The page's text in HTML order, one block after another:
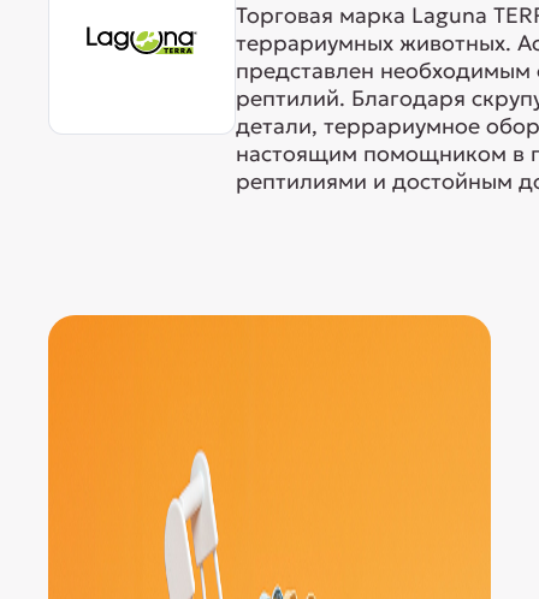
Торговая марка Laguna
террариумных животных.
представлен
рептилий. Благодаря
детали, террариумное
настоящим помощником в
рептилиями и достойным